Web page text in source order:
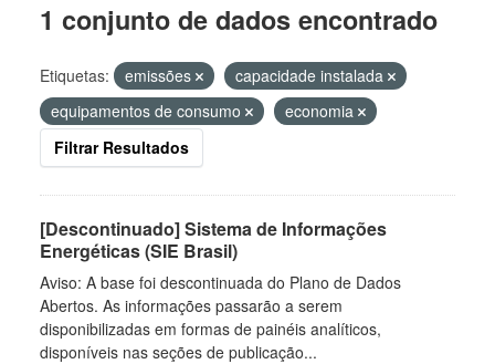
1 conjunto de dados encontrado
Etiquetas: emissões
capacidade instalada
equipamentos de consumo
economia
Filtrar Resultados
[Descontinuado] Sistema de Informações
Energéticas (SIE Brasil)
Aviso: A base foi descontinuada do Plano de Dados
Abertos. As informações passarão a serem
disponibilizadas em formas de painéis analíticos,
disponíveis nas seções de publicação...